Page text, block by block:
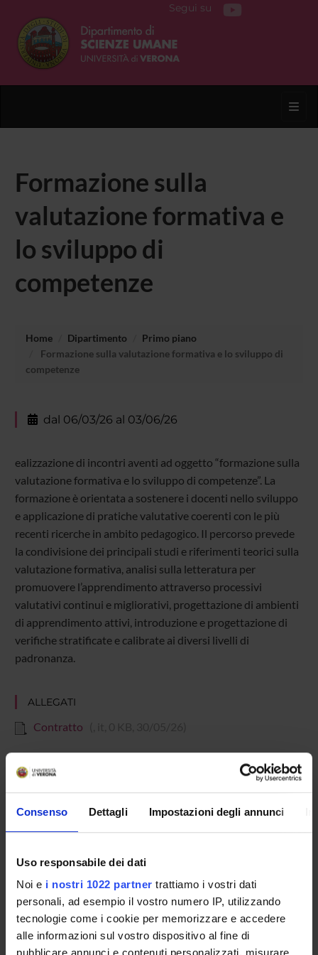
Consenso Dettagli Impostazioni degli annunci
Uso responsabile dei dati
Noi e i nostri 1022 partner trattiamo i vostri dati
personali, ad esempio il vostro numero IP, utilizzando
tecnologie come i cookie per memorizzare e accedere
alle informazioni sul vostro dispositivo al fine di
Segui su
Formazione sulla
valutazione formativa e
lo sviluppo di
competenze
Home Dipartimento
Primo piano
Formazione sulla valutazione formativa e lo sviluppo di
competenze
dal 06/03/26 al 03/06/26
ealizzazione di incontri aventi ad oggetto “formazione sulla
valutazione formativa e lo sviluppo di competenze”. La
formazione è orientata a sostenere i docenti nello sviluppo
e applicazione di pratiche valutative coerenti con le più
recenti ricerche in ambito pedagogico. Il percorso prevede
la condivisione dei principali studi e riferimenti teorici sulla
valutazione formativa, analisi sulla letteratura per
promuovere l’apprendimento attraverso processivi
valutativi continui e migliorativi, progettazione di ambienti
di apprendimento attivi, introduzione e progettazione di
verifiche stratificate e calibrate ai diversi livelli di
padronanza.
ALLEGATI
Contratto
Referente
Marta Milani
Partecipante
Scienze Umane